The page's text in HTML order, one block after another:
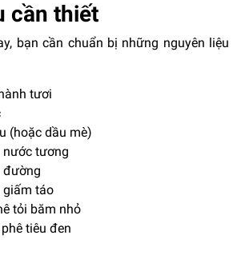
cần thiết
bạn cần chuẩn bị những nguyên liệu
tươi
(hoặc dầu mè)
nước tương
đường
giấm táo
tỏi băm nhỏ
tiêu đen